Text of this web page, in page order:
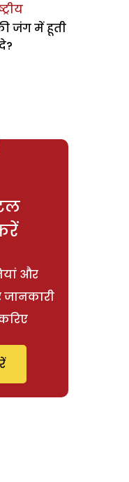
जंग में हूती
और
जानकारी